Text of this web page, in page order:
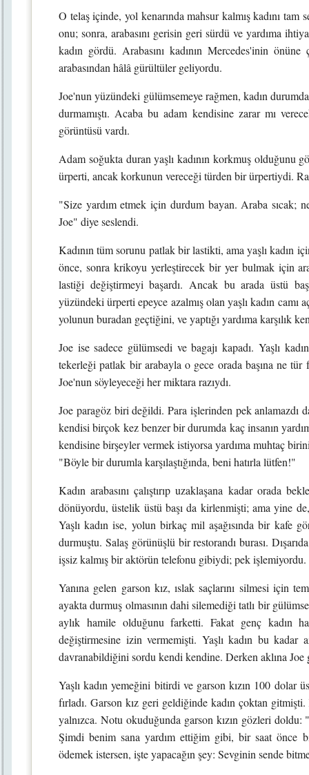
O telaş içinde, yol kenarında mahsur kalmış kadını
onu; sonra, arabasını gerisin geri sürdü ve yardıma
kadın gördü. Arabasını kadının Mercedes'inin
arabasından hâlâ gürültüler geliyordu.
Joe'nun yüzündeki gülümsemeye rağmen, kadın
durmamıştı. Acaba bu adam kendisine zarar mı
görüntüsü vardı.
Adam soğukta duran yaşlı kadının korkmuş olduğunu
ürperti, ancak korkunun vereceği türden bir ürpertiydi.
"Size yardım etmek için durdum bayan. Araba sıcak;
Joe" diye seslendi.
Kadının tüm sorunu patlak bir lastikti, ama yaşlı kadın
önce, sonra krikoyu yerleştirecek bir yer bulmak için
lastiği değiştirmeyi başardı. Ancak bu arada üstü
yüzündeki ürperti epeyce azalmış olan yaşlı kadın
yolunun buradan geçtiğini, ve yaptığı yardıma karşılık
Joe ise sadece gülümsedi ve bagajı kapadı. Yaşlı
tekerleği patlak bir arabayla o gece orada başına ne
Joe'nun söyleyeceği her miktara razıydı.
Joe paragöz biri değildi. Para işlerinden pek anlamazdı
kendisi birçok kez benzer bir durumda kaç insanın
kendisine birşeyler vermek istiyorsa yardıma muhtaç
"Böyle bir durumla karşılaştığında, beni hatırla lütfen!"
Kadın arabasını çalıştırıp uzaklaşana kadar orada
dönüyordu, üstelik üstü başı da kirlenmişti; ama yine
Yaşlı kadın ise, yolun birkaç mil aşağısında bir kafe
durmuştu. Salaş görünüşlü bir restorandı burası.
işsiz kalmış bir aktörün telefonu gibiydi; pek işlemiyordu.
Yanına gelen garson kız, ıslak saçlarını silmesi için
ayakta durmuş olmasının dahi silemediği tatlı bir
aylık hamile olduğunu farketti. Fakat genç kadın
değiştirmesine izin vermemişti. Yaşlı kadın bu
davranabildiğini sordu kendi kendine. Derken aklına Joe
Yaşlı kadın yemeğini bitirdi ve garson kızın 100 dolar
fırladı. Garson kız geri geldiğinde kadın çoktan
yalnızca. Notu okuduğunda garson kızın gözleri
Şimdi benim sana yardım ettiğim gibi, bir saat önce
ödemek istersen, işte yapacağın şey: Sevginin sende